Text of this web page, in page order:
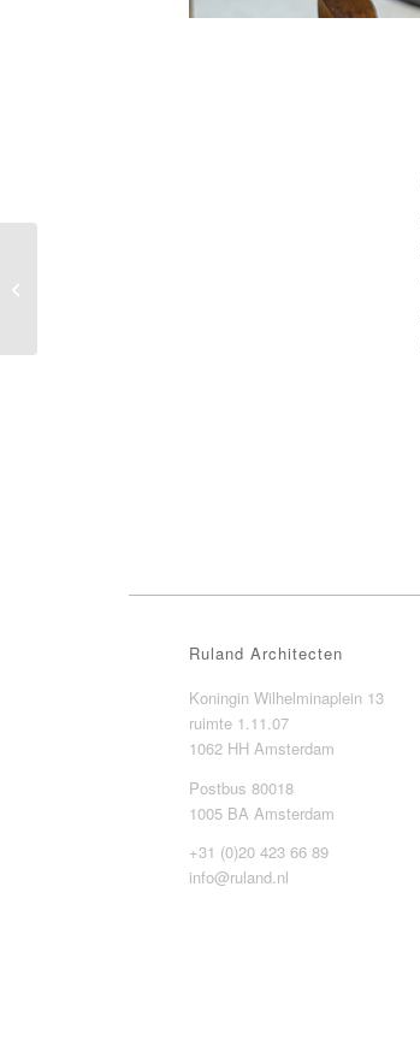
Ruland Architecten
Koningin Wilhelminaplein 13
ruimte 1.11.07
1062 HH Amsterdam
Postbus 80018
1005 BA Amsterdam
+31 (0)20 423 66 89
info@ruland.nl